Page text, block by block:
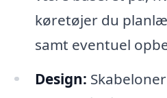
køretøjer du
samt eventuel
Design: